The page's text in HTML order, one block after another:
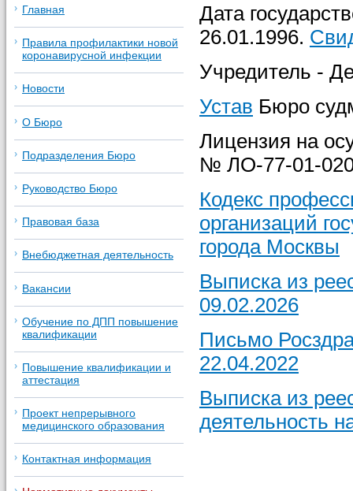
Дата
26.01.1996.
Учредитель -
Устав Бюро
Лицензия на
№ ЛО-77-01-
Кодекс
организаций
города Москвы
Выписка из
09.02.2026
Письмо
22.04.2022
Выписка из
деятельность
Главная
Правила профилактики новой
коронавирусной инфекции
Новости
О Бюро
Подразделения Бюро
Руководство Бюро
Правовая база
Внебюджетная деятельность
Вакансии
Обучение по ДПП повышение
квалификации
Повышение квалификации и
аттестация
Проект непрерывного
медицинского образования
Контактная информация